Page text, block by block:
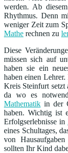
werden. Ab
Rhythmus. Denn
weniger Zeit zum
Mathe rechnen zu
Diese
müssen sich auf
haben sie ein
haben einen Lehrer.
Kreis Steinfurt setzt
da wo es
Mathematik in der
haben. Wichtig ist
Erfolgserlebnisse in
eines Schultages,
von
sollten Ihr Kind